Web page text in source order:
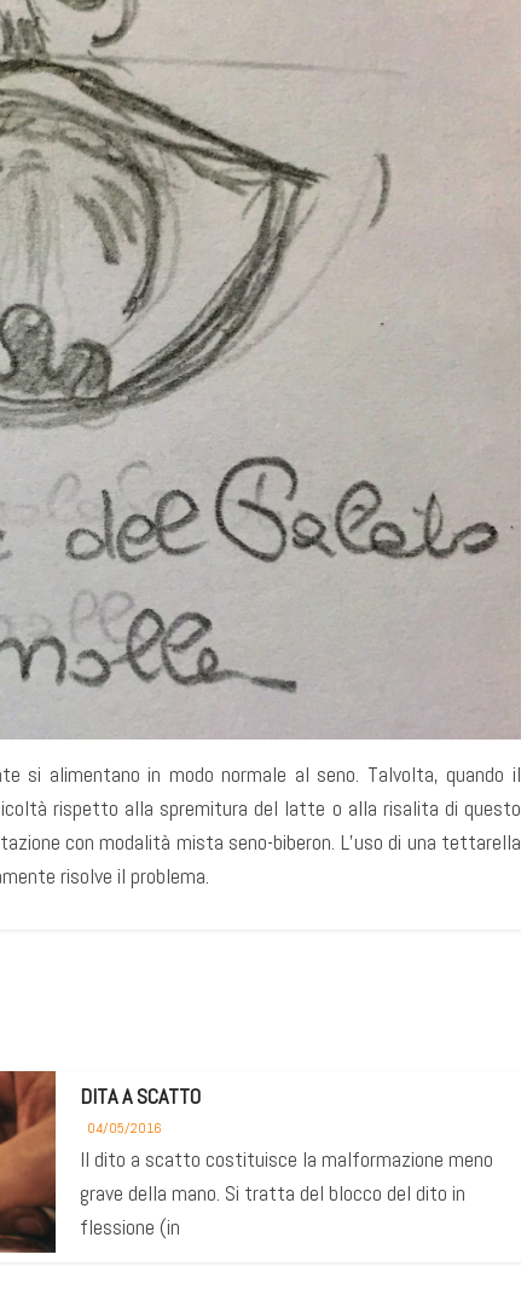
si alimentano in modo normale al seno. Talvolta, quando il
rispetto alla spremitura del latte o alla risalita di questo
con modalità mista seno-biberon. L’uso di una tettarella
risolve il problema.
DITA A SCATTO
04/05/2016
Il dito a scatto costituisce la malformazione meno
grave della mano. Si tratta del blocco del dito in
flessione (in